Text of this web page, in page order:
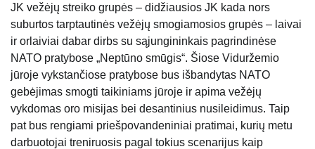
JK vežėjų streiko grupės – didžiausios JK kada nors
suburtos tarptautinės vežėjų smogiamosios grupės – laivai
ir orlaiviai dabar dirbs su sąjungininkais pagrindinėse
NATO pratybose „Neptūno smūgis“. Šiose Viduržemio
jūroje vykstančiose pratybose bus išbandytas NATO
gebėjimas smogti taikiniams jūroje ir apima vežėjų
vykdomas oro misijas bei desantinius nusileidimus. Taip
pat bus rengiami priešpovandeniniai pratimai, kurių metu
darbuotojai treniruosis pagal tokius scenarijus kaip